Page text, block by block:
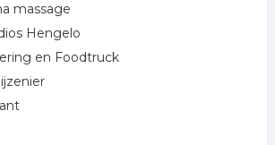
massage
Hengelo
en Foodtruck